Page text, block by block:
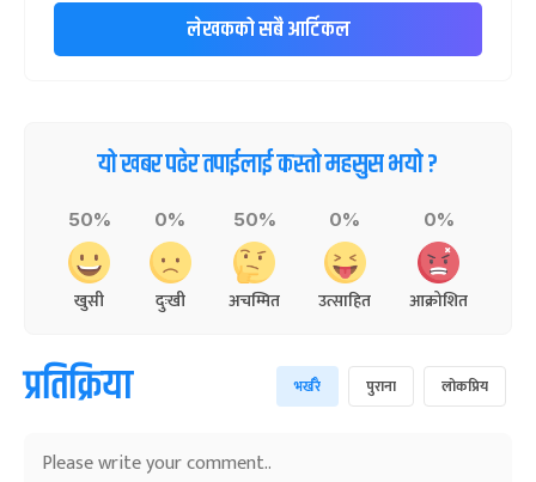
लेखकको सबै आर्टिकल
यो खबर पढेर तपाईलाई कस्तो महसुस भयो ?
50%
खुसी
0%
दुःखी
50%
अचम्मित
0%
उत्साहित
0%
आक्रोशित
प्रतिक्रिया भर्खरै पुराना लोकप्रिय